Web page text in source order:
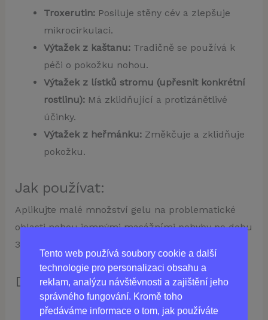
Tento web používá soubory cookie a další
technologie pro personalizaci obsahu a
reklam, analýzu návštěvnosti a zajištění jeho
správného fungování. Kromě toho
předáváme informace o tom, jak používáte
Troxerutin:Posiluje stěny cév a zlepšuje
mikrocirkulaci.
Výtažek z kaštanu:Tradičně se používá k
péči o pokožku nohou.
Výtažek z lístků stromu (upřesnit konkrétní
rostlinu):Má zklidňující a protizánětlivé
účinky.
Výtažek z heřmánku:Změkčuje a zklidňuje
pokožku.
Jak používat:
Aplikujte malé množství gelu na problematické
oblasti nohou jemnými masážními pohyby po dobu
3–5 minut. Používejte 2-3krát denně.
Další informace:
Forma:Gel